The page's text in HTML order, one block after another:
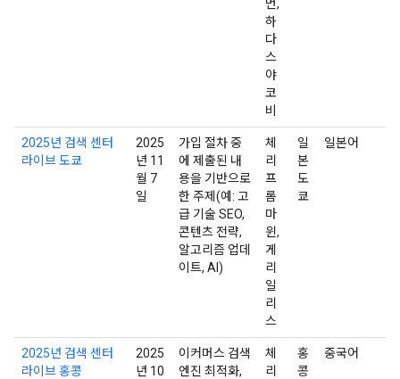
먼,
하
다
스
야
코
비
2025년 검색 센터
라이브 도쿄
2025
년 11
월 7
일
가입 절차 중
에 제출된 내
용을 기반으로
한 주제(예: 고
급 기술 SEO,
콘텐츠 전략,
알고리즘 업데
이트, AI)
체
리
프
롬
마
윈,
게
리
일
리
스
일
본
도
쿄
일본어
2025년 검색 센터
라이브 홍콩
2025
년 10
이커머스 검색
엔진 최적화,
체
리
홍
콩
중국어